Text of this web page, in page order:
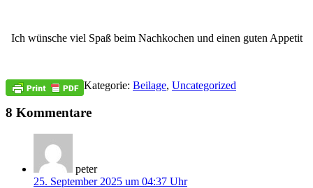
Ich wünsche viel Spaß beim Nachkochen und einen guten Appetit
Kategorie: Beilage, Uncategorized
8 Kommentare
peter
25. September 2025 um 04:37 Uhr